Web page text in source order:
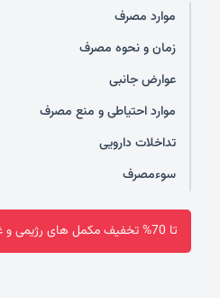
موارد مصرف
زمان و نحوه مصرف
عوارض جانبی
موارد احتیاطی و منع مصرف
تداخلات دارویی
سوءمصرف
فروشگاه سین سا افتتاح شد